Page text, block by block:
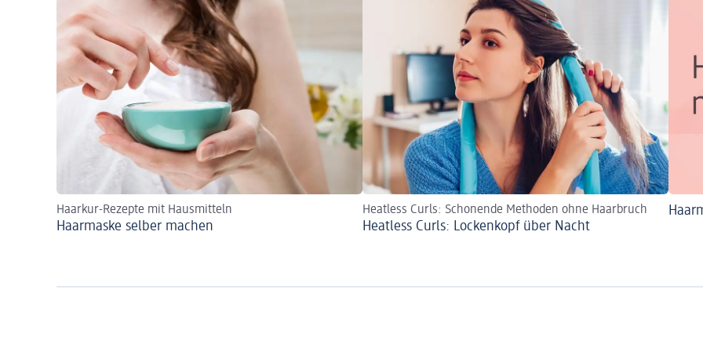
Haarkur-Rezepte mit Hausmitteln
Haarmaske selber machen
Heatless Curls: Schonende Methoden ohne Haarbruch
Heatless Curls: Lockenkopf über Nacht